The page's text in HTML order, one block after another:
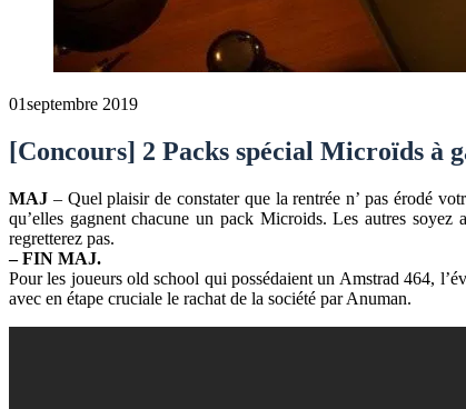
01septembre 2019
[Concours] 2 Packs spécial Microïds à
MAJ – Quel plaisir de constater que la rentrée n’ pas érodé
qu’elles gagnent chacune un pack Microids. Les autres
regretterez pas.
– FIN MAJ.
Pour les joueurs old school qui possédaient un Amstrad 464,
avec en étape cruciale le rachat de la société par Anuman.